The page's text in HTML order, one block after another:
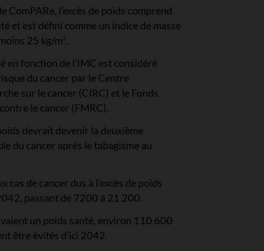
ComPARe, l’excès de poids comprend
et est défini comme un indice de masse
25 kg/m2.
en fonction de l’IMC est considéré
du cancer par le Centre
sur le cancer (CIRC) et le Fonds
le cancer (FMRC).
devrait devenir la deuxième
du cancer après le tabagisme au
cas de cancer dus à l’excès de poids
passant de 7200 à 21 200.
un poids santé, environ 110 600
être évités d’ici 2042.